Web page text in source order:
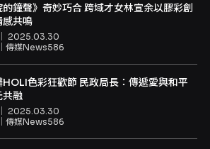
的鐘聲》奇妙巧合 跨域才女林宣余以膠彩創
感共鳴
2025.03.30
傳媒News586
HOLI色彩狂歡節 民政局長：傳遞愛與和平
共融
2025.03.30
傳媒News586